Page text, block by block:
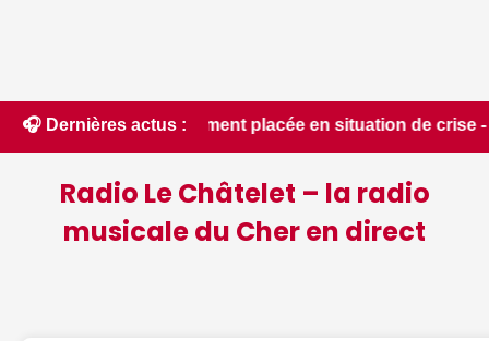
🎧 Dernières actus :
placée en situation de crise - leberry.fr • 📰
Radio Le Châtelet – la radio
musicale du Cher en direct